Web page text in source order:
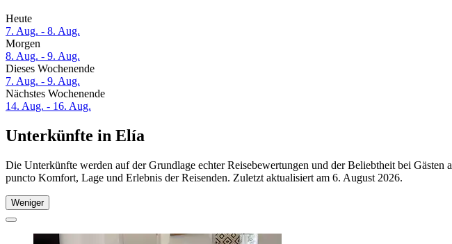
Heute
7. Aug. - 8. Aug.
Morgen
8. Aug. - 9. Aug.
Dieses Wochenende
7. Aug. - 9. Aug.
Nächstes Wochenende
14. Aug. - 16. Aug.
Unterkünfte in Elía
Die Unterkünfte werden auf der Grundlage echter Reisebewertungen und der Beliebtheit bei
puncto Komfort, Lage und Erlebnis der Reisenden. Zuletzt aktualisiert am 6. August 2026.
Weniger